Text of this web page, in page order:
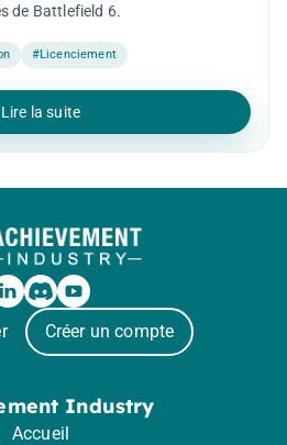
de Battlefield 6.
#Licenciement
Lire la suite
Créer un compte
Industry
Accueil